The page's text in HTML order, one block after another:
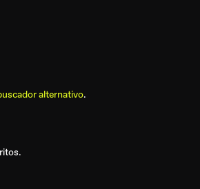
alternativo.